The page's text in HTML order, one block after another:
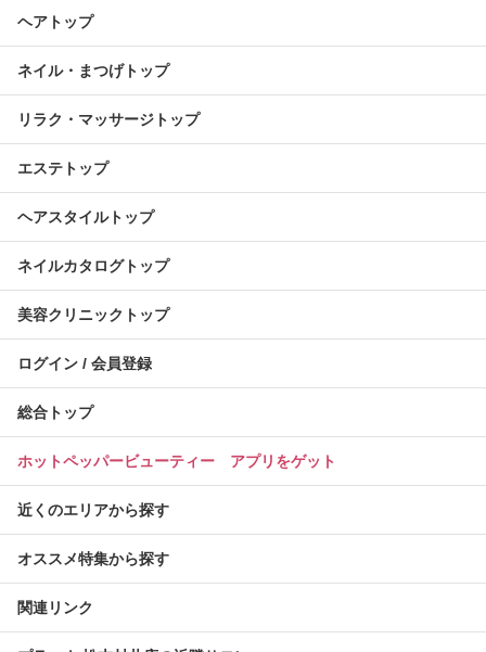
ヘアトップ
ネイル・まつげトップ
リラク・マッサージトップ
エステトップ
ヘアスタイルトップ
ネイルカタログトップ
美容クリニックトップ
ログイン / 会員登録
総合トップ
ホットペッパービューティー アプリをゲット
近くのエリアから探す
オススメ特集から探す
関連リンク